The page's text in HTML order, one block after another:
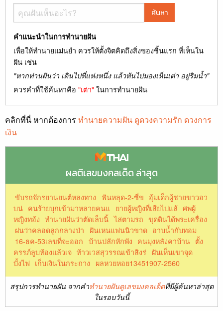
ค้นหา
คำแนะนำในการทำนายฝัน
เพื่อให้ทำนายแม่นยำ ควรให้ตั้งจิตคิดถึงสิ่งของชิ้นแรก ที่เห็นใน
ฝัน เช่น
"หากท่านฝันว่า เดินไปที่แห่งหนึ่ง แล้วหันไปมองเห็นเต่า อยู่ริมน้ำ"
ควรคำที่ใช้ค้นหาคือ "เต่า"ในการทำนายฝัน
คลิกที่นี่ หากต้องการ ทำนายความฝัน ดูดวงความรัก ดวงการ
เงิน
ผลตีเลขมงคลเด็ด ล่าสุด
ขับรถจักรยานยนต์หลงทาง ฟันหลุด-2-ซี่ข อุ้มเด็กผู้ชายขาวอว
บน่ คนร้ายบุกเข้ามาหลายคนแ ยายผู้หญิงที่เสียไปแล้ ศพผู้
หญิงทอ้ง ทํานายฝันว่าตัดเล็บนิ้ ไล่ตามรถ ขุดดินได้พระเครื่อง
ฝนว่าคลอดลูกกลางป่า
ฝันเหนแฟนนิวขาด อาบน้ำกับทอม
16-ธค-53เลขที่จะออก บ้านปลักหักพัง คนมุงหลังคาบ้าน ตั้ง
ครรภ์ลูบท้องแล้วเจ ท้าวเวสสุวรรณเข้าสิงร่ ฝันเห็นเขาจุด
บั้งไฟ เก็บเงินในกระถาง ผลหวยหอย13451907-2560
สรุปการทำนายฝัน จากคำทำนายฝันดูเลขมงคลเด็ดที่มีผู้ค้นหาล่าสุด
ในรอบวันนี้